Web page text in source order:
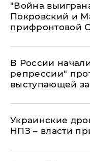
"Война
Покровский и
прифронтовой
В России
репрессии"
выступающей
Украинские
НПЗ – власти